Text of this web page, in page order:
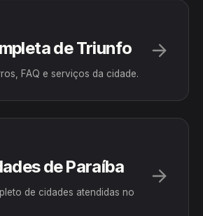
de Triunfo
FAQ e serviços da cidade.
de Paraíba
de cidades atendidas no